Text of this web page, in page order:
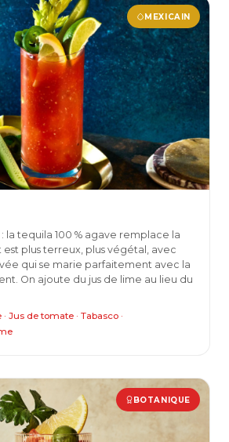
MEXICAIN
la tequila 100 % agave remplace la
est plus terreux, plus végétal, avec
qui se marie parfaitement avec la
On ajoute du jus de lime au lieu du
Jus de tomate · Tabasco ·
BOTANIQUE